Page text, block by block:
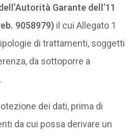
Garante dell’11
9058979)il cui Allegato 1
di trattamenti, soggetti
da sottoporre a
dei dati, prima di
da cui possa derivare un